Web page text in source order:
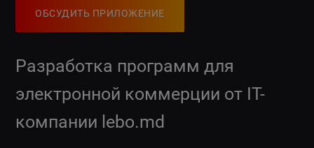
ОБСУДИТЬ ПРИЛОЖЕНИЕ
Разработка программ для
электронной коммерции от IT-
компании lebo.md